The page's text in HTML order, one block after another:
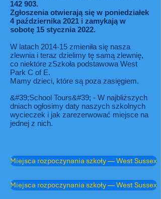
142 903.
Zgłoszenia otwierają się w poniedziałek
4 października 2021 i zamykają w
sobotę 15 stycznia 2022.
W latach 2014-15 zmieniła się nasza
zlewnia i teraz dzielimy tę samą zlewnię,
co niektóre zSzkoła podstawowa West
Park C of E.
Mamy dzieci, które są poza zasięgiem.
&#39;School Tours&#39; - W najbliższych
dniach ogłosimy daty naszych szkolnych
wycieczek i jak zarezerwować miejsce na
jednej z nich.
Miejsca rozpoczynania szkoły — West Sussex
Miejsca rozpoczynania szkoły — West Sussex